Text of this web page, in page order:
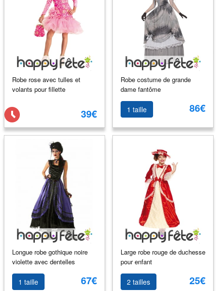
Robe rose avec tulles et
volants pour fillette
39€
Robe costume de grande
dame fantôme
1 taille 86€
Longue robe gothique noire
violette avec dentelles
1 taille 67€
Large robe rouge de duchesse
pour enfant
2 tailles 25€